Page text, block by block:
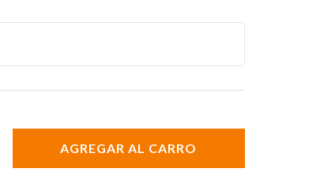
AGREGAR AL CARRO